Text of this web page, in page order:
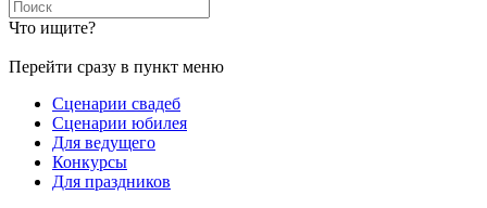
Что ищите?
Перейти сразу в пункт меню
Сценарии свадеб
Сценарии юбилея
Для ведущего
Конкурсы
Для праздников